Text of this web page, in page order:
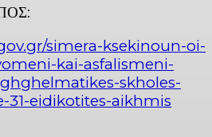
simera-ksekinoun-oi-
kai-asfalismeni-
skholes-
31-eidikotites-aikhmis